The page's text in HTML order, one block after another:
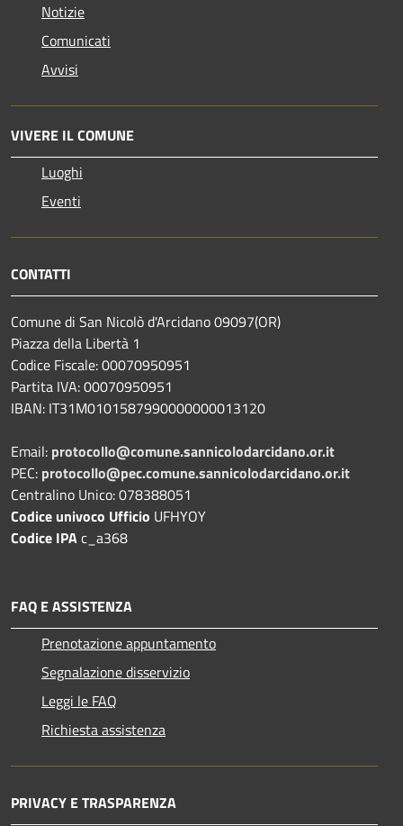
Notizie
Comunicati
Avvisi
VIVERE IL COMUNE
Luoghi
Eventi
CONTATTI
Comune di San Nicolò d'Arcidano 09097(OR)
Piazza della Libertà 1
Codice Fiscale: 00070950951
Partita IVA: 00070950951
IBAN: IT31M0101587990000000013120
Email: protocollo@comune.sannicolodarcidano.or.it
PEC: protocollo@pec.comune.sannicolodarcidano.or.it
Centralino Unico: 078388051
Codice univoco Ufficio UFHYOY
Codice IPAc_a368
FAQ E ASSISTENZA
Prenotazione appuntamento
Segnalazione disservizio
Leggi le FAQ
Richiesta assistenza
PRIVACY E TRASPARENZA